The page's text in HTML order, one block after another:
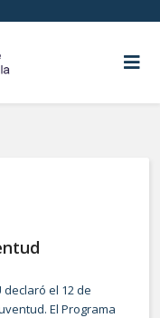
declaró el 12 de
El Programa